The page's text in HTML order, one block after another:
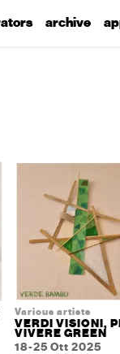
archive
Various artists
VERDI VISIONI,
VIVERE GREEN
18-25 Ott 2025